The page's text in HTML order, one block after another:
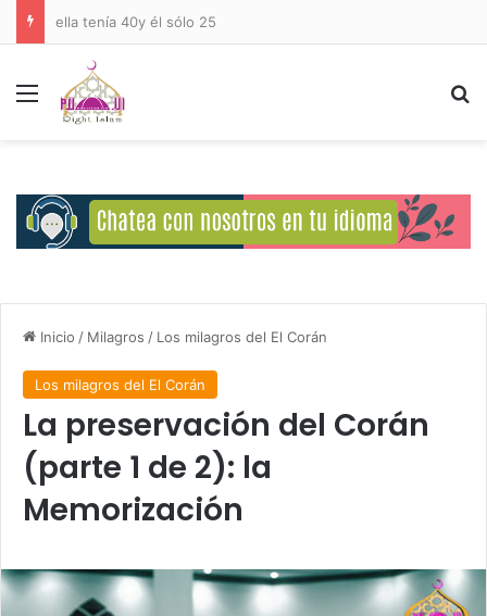
Deberes del Ser Humano Hacia Allah
Menú
Inicio / Milagros / Los milagros del El Corán
Los milagros del El Corán
La preservación del Corán
(parte 1 de 2): la
Memorización